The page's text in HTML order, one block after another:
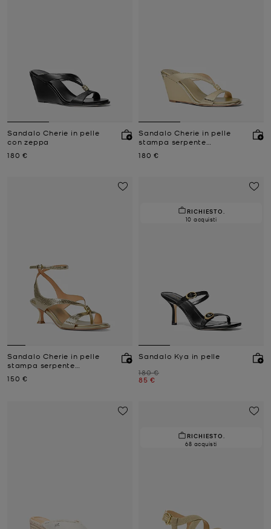
Sandalo Cherie in pelle
con zeppa
Prezzo attuale
180 €
Sandalo Cherie in pelle
stampa serpente
Prezzo attuale
180 €
Sandalo Cherie in pelle
stampa serpente
Prezzo attuale
150 €
RICHIESTO.
10 acquisti
Sandalo Kya in pelle
Prezzo iniziale
180 €
Prezzo attuale
85 €
RICHIESTO.
68 acquisti